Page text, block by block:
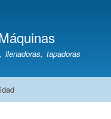
contenido
principal
llenadoras, tapadoras